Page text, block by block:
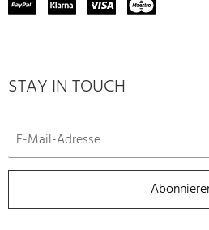
STAY IN TOUCH